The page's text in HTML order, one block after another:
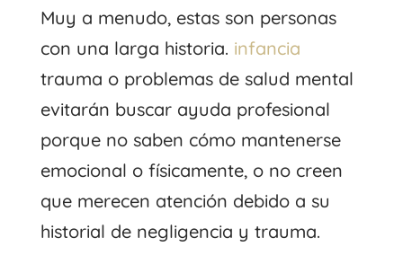
Muy a menudo, estas son personas
con una larga historia. infancia
trauma o problemas de salud mental
evitarán buscar ayuda profesional
porque no saben cómo mantenerse
emocional o físicamente, o no creen
que merecen atención debido a su
historial de negligencia y trauma.